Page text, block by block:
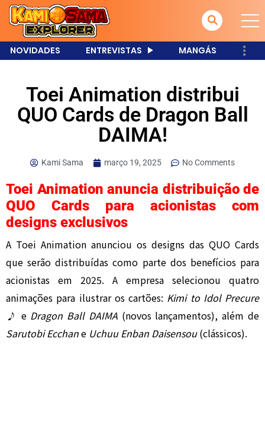
NOVIDADES ENTREVISTAS MANGÁS
Toei Animation distribui
QUO Cards de Dragon Ball
DAIMA!
Kami Sama março 19, 2025 No Comments
Toei Animation anuncia distribuição de
QUO Cards para acionistas com
designs exclusivos
A Toei Animation anunciou os designs das QUO Cards
que serão distribuídas como parte dos benefícios para
acionistas em 2025. A empresa selecionou quatro
animações para ilustrar os cartões: Kimi to Idol Precure
♪ e Dragon Ball DAIMA(novos lançamentos), além de
Sarutobi Ecchane Uchuu Enban Daisensou(clássicos).